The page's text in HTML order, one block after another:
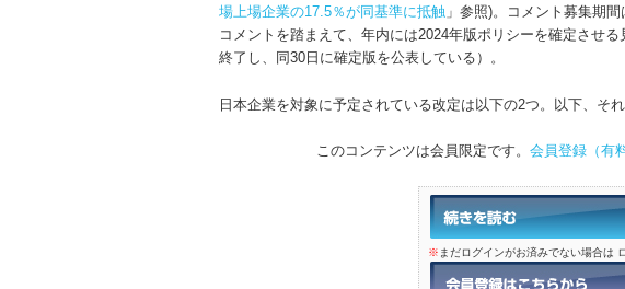
場上場企業の17.5％が同基準に抵触 」参照)。コメント募集期
コメントを踏まえて、年内には2024年版ポリシーを確定させ
終了し、同30日に確定版を公表している）。
日本企業を対象に予定されている改定は以下の2つ。以下、そ
このコンテンツは会員限定です。会員登録（有
※ まだログインがお済みでない場合は